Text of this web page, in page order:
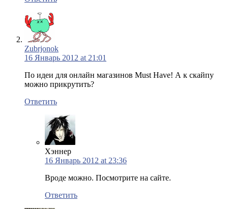
Zubrjonok
16 Январь 2012 at 21:01
По идеи для онлайн магазинов Must Have! А к скайпу
можно прикрутить?
Ответить
Хэннер
16 Январь 2012 at 23:36
Вроде можно. Посмотрите на сайте.
Ответить